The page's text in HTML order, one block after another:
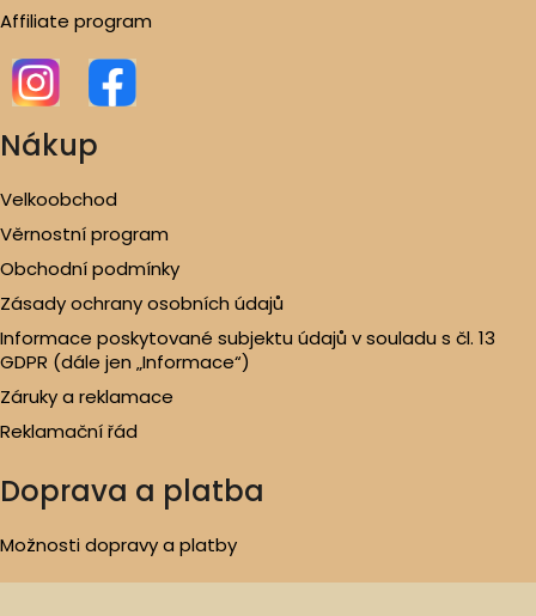
Affiliate program
Nákup
Velkoobchod
Věrnostní program
Obchodní podmínky
Zásady ochrany osobních údajů
Informace poskytované subjektu údajů v souladu s čl. 13
GDPR (dále jen „Informace“)
Záruky a reklamace
Reklamační řád
Doprava a platba
Možnosti dopravy a platby